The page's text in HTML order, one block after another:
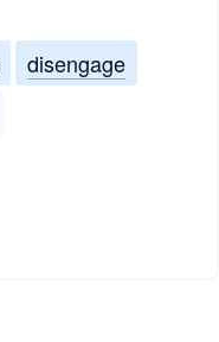
disengage